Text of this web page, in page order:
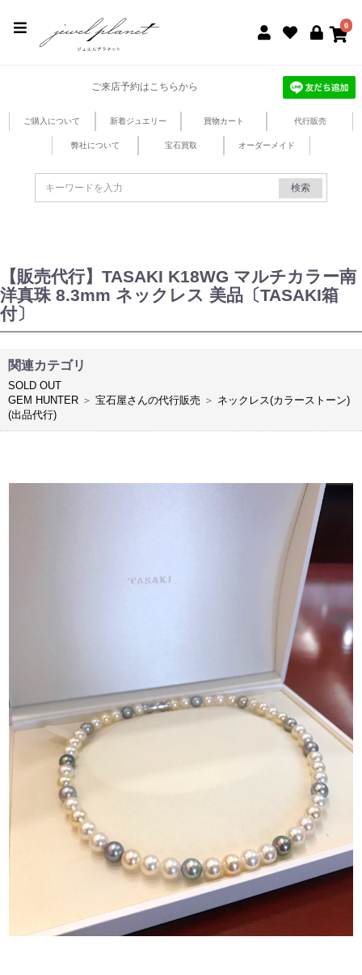
0
ご来店予約はこちらから
ご購入について 新着ジュエリー 買物カート 代行販売
弊社について 宝石買取 オーダーメイド
検索
【販売代行】TASAKI K18WG マルチカラー南
洋真珠 8.3mm ネックレス 美品〔TASAKI箱
付〕
関連カテゴリ
SOLD OUT
GEM HUNTER ＞ 宝石屋さんの代行販売 ＞ ネックレス(カラーストーン)
(出品代行)